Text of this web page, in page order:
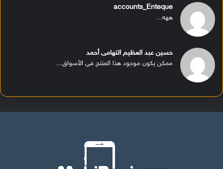
accounts_Enteque
ههه...
حسين عبد العظيم التهامى أحمد
ممكن يكون موجود هذا المنتج في الأسواق...